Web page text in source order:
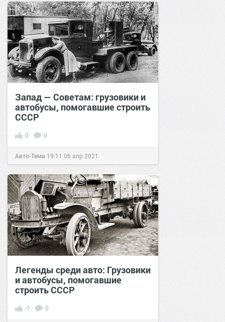
Запад — Советам: грузовики и
автобусы, помогавшие строить
СССР
0 0
Авто-Тема 19:11 06 апр 2021
Легенды среди авто: Грузовики
и автобусы, помогавшие
строить СССР
-1 0